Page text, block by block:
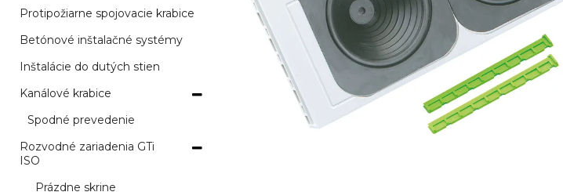
Protipožiarne spojovacie krabice
Betónové inštalačné systémy
Inštalácie do dutých stien
Kanálové krabice
Spodné prevedenie
Rozvodné zariadenia GTi
ISO
Prázdne skrine